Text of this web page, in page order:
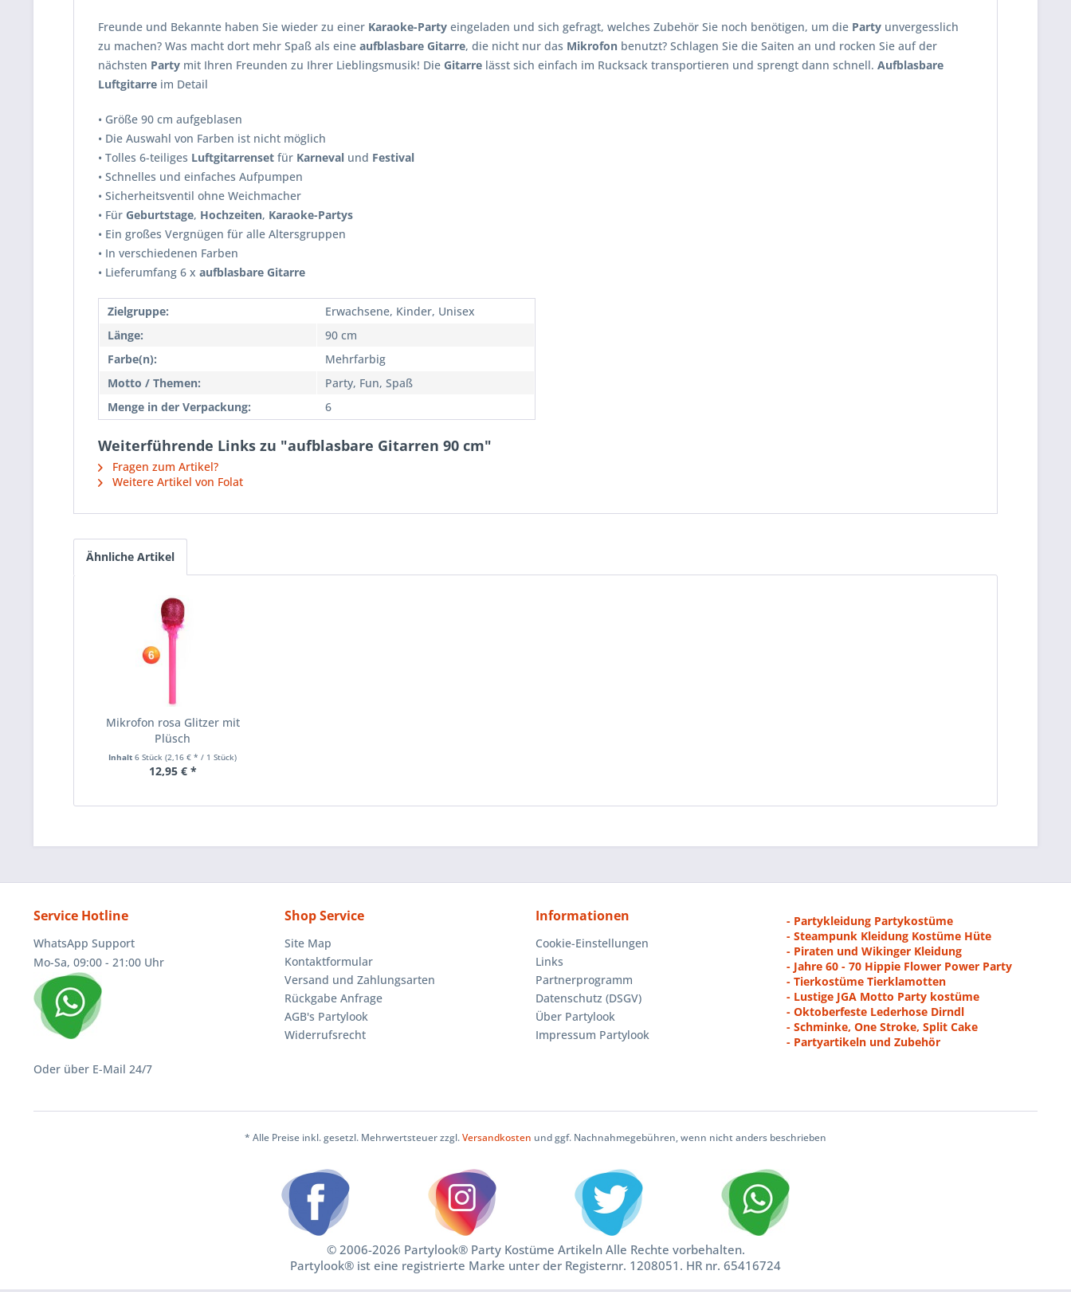
Freunde und Bekannte haben Sie wieder zu einer Karaoke-Party eingeladen und sich gefragt, welches Zubehör Sie noch benötigen, um die Party unvergesslich
zu machen? Was macht dort mehr Spaß als eine aufblasbare Gitarre, die nicht nur das Mikrofon benutzt? Schlagen Sie die Saiten an und rocken Sie auf der
nächsten Party mit Ihren Freunden zu Ihrer Lieblingsmusik! Die Gitarre lässt sich einfach im Rucksack transportieren und sprengt dann schnell. Aufblasbare
Luftgitarre im Detail
• Größe 90 cm aufgeblasen
• Die Auswahl von Farben ist nicht möglich
• Tolles 6-teiliges Luftgitarrenset für Karneval und Festival
• Schnelles und einfaches Aufpumpen
• Sicherheitsventil ohne Weichmacher
• Für Geburtstage, Hochzeiten, Karaoke-Partys
• Ein großes Vergnügen für alle Altersgruppen
• In verschiedenen Farben
• Lieferumfang 6 x aufblasbare Gitarre
Zielgruppe:
Erwachsene, Kinder, Unisex
Länge:
90 cm
Farbe(n):
Mehrfarbig
Motto / Themen:
Party, Fun, Spaß
Menge in der Verpackung:
6
Weiterführende Links zu "aufblasbare Gitarren 90 cm"
Fragen zum Artikel?
Weitere Artikel von Folat
Ähnliche Artikel
Mikrofon rosa Glitzer mit
Plüsch
Inhalt6 Stück(2,16 € * / 1 Stück)
12,95 € *
Service Hotline
WhatsApp Support
Mo-Sa, 09:00 - 21:00 Uhr
Oder über E-Mail 24/7
Shop Service
Site Map
Kontaktformular
Versand und Zahlungsarten
Rückgabe Anfrage
AGB's Partylook
Widerrufsrecht
Informationen
Cookie-Einstellungen
Links
Partnerprogramm
Datenschutz (DSGV)
Über Partylook
Impressum Partylook
- Partykleidung Partykostüme
- Steampunk Kleidung Kostüme Hüte
- Piraten und Wikinger Kleidung
- Jahre 60 - 70 Hippie Flower Power Party
- Tierkostüme Tierklamotten
- Lustige JGA Motto Party kostüme
- Oktoberfeste Lederhose Dirndl
- Schminke, One Stroke, Split Cake
- Partyartikeln und Zubehör
* Alle Preise inkl. gesetzl. Mehrwertsteuer zzgl.Versandkosten und ggf. Nachnahmegebühren, wenn nicht anders beschrieben
© 2006-2026 Partylook® Party Kostüme Artikeln Alle Rechte vorbehalten.
Partylook® ist eine registrierte Marke unter der Registernr. 1208051. HR nr. 65416724